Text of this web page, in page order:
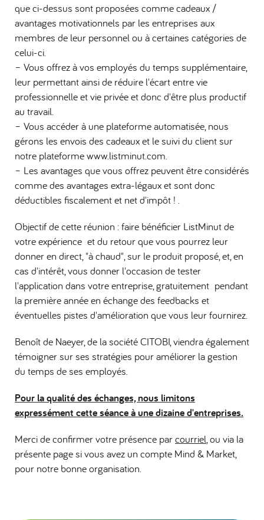
que ci-dessus sont proposées comme cadeaux /
avantages motivationnels par les entreprises aux
membres de leur personnel ou à certaines catégories de
celui-ci.
– Vous offrez à vos employés du temps supplémentaire,
leur permettant ainsi de réduire l'écart entre vie
professionnelle et vie privée et donc d'être plus productif
au travail.
– Vous accéder à une plateforme automatisée, nous
gérons les envois des cadeaux et le suivi du client sur
notre plateforme www.listminut.com.
– Les avantages que vous offrez peuvent être considérés
comme des avantages extra-légaux et sont donc
déductibles fiscalement et net d'impôt ! .
Objectif de cette réunion : faire bénéficier ListMinut de
votre expérience et du retour que vous pourrez leur
donner en direct, "à chaud", sur le produit proposé, et, en
cas d'intérêt, vous donner l'occasion de tester
l'application dans votre entreprise, gratuitement pendant
la première année en échange des feedbacks et
éventuelles pistes d'amélioration que vous leur fournirez.
Benoît de Naeyer, de la société CITOBI, viendra également
témoigner sur ses stratégies pour améliorer la gestion
du temps de ses employés.
Pour la qualité des échanges, nous limitons
expressément cette séance à une dizaine d'entreprises.
Merci de confirmer votre présence parcourriel, ou via la
présente page si vous avez un compte Mind & Market,
pour notre bonne organisation.